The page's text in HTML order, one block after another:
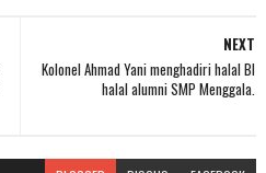
NEXT
Kolonel Ahmad Yani menghadiri halal BI
halal alumni SMP Menggala.